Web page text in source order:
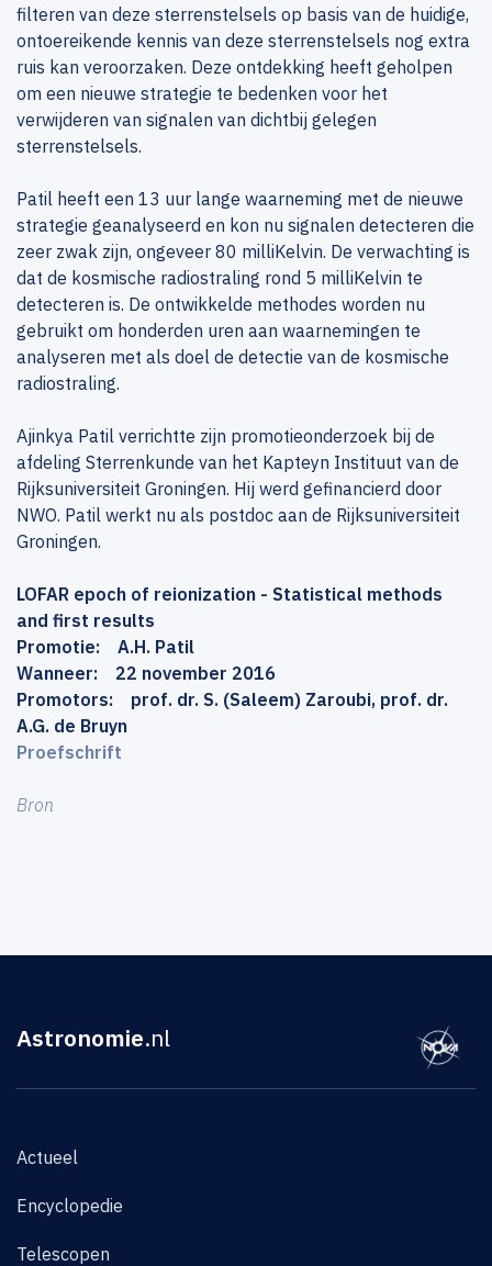
filteren van deze sterrenstelsels op basis van de huidige,
ontoereikende kennis van deze sterrenstelsels nog extra
ruis kan veroorzaken. Deze ontdekking heeft geholpen
om een nieuwe strategie te bedenken voor het
verwijderen van signalen van dichtbij gelegen
sterrenstelsels.
Patil heeft een 13 uur lange waarneming met de nieuwe
strategie geanalyseerd en kon nu signalen detecteren die
zeer zwak zijn, ongeveer 80 milliKelvin. De verwachting is
dat de kosmische radiostraling rond 5 milliKelvin te
detecteren is. De ontwikkelde methodes worden nu
gebruikt om honderden uren aan waarnemingen te
analyseren met als doel de detectie van de kosmische
radiostraling.
Ajinkya Patil verrichtte zijn promotieonderzoek bij de
afdeling Sterrenkunde van het Kapteyn Instituut van de
Rijksuniversiteit Groningen. Hij werd gefinancierd door
NWO. Patil werkt nu als postdoc aan de Rijksuniversiteit
Groningen.
LOFAR epoch of reionization - Statistical methods
and first results
Promotie: A.H. Patil
Wanneer: 22 november 2016
Promotors: prof. dr. S. (Saleem) Zaroubi, prof. dr.
A.G. de Bruyn
Proefschrift
Bron
Astronomie.nl
Actueel
Encyclopedie
Telescopen